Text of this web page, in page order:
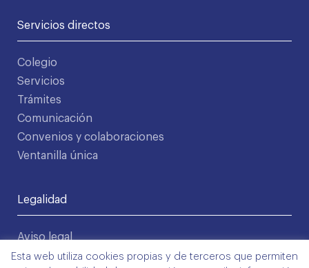
Servicios directos
Colegio
Servicios
Trámites
Comunicación
Convenios y colaboraciones
Ventanilla única
Legalidad
Aviso legal
Política de privacidad
Esta web utiliza cookies propias y de terceros que permiten